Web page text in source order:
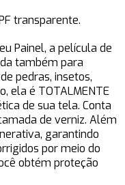
transparente.
Painel, a película de
também para
pedras, insetos,
ela é TOTALMENTE
de sua tela. Conta
de verniz. Além
garantindo
por meio do
obtém proteção